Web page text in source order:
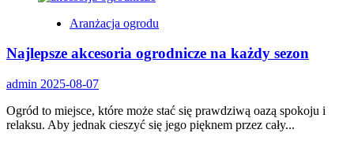
Aranżacja ogrodu
Najlepsze akcesoria ogrodnicze na każdy sezon
admin 2025-08-07
Ogród to miejsce, które może stać się prawdziwą oazą spokoju i
relaksu. Aby jednak cieszyć się jego pięknem przez cały...